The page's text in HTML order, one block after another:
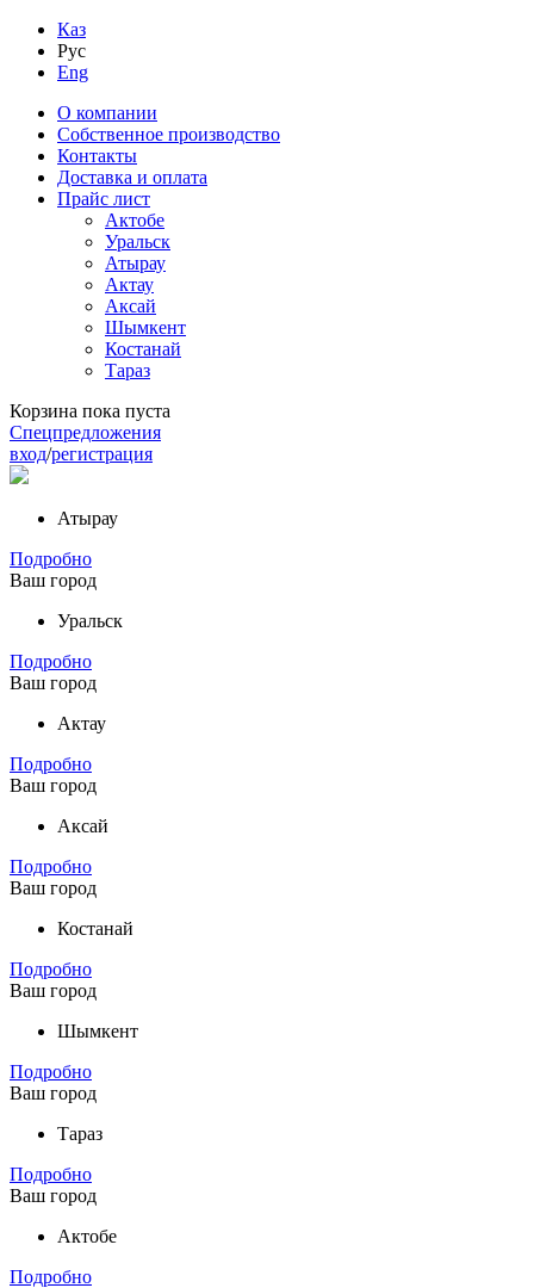
Каз
Рус
Eng
О компании
Собственное производство
Контакты
Доставка и оплата
Прайс лист
Актобе
Уральск
Атырау
Актау
Аксай
Шымкент
Костанай
Тараз
Корзина пока пуста
Спецпредложения
вход/регистрация
Атырау
Подробно
Ваш город
Уральск
Подробно
Ваш город
Актау
Подробно
Ваш город
Аксай
Подробно
Ваш город
Костанай
Подробно
Ваш город
Шымкент
Подробно
Ваш город
Тараз
Подробно
Ваш город
Актобе
Подробно